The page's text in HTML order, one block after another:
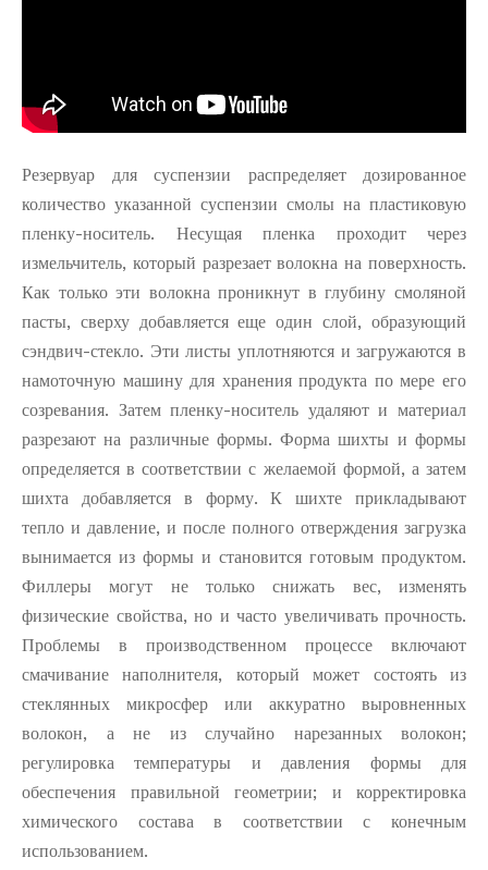
Резервуар для суспензии распределяет дозированное
количество указанной суспензии смолы на пластиковую
пленку-носитель. Несущая пленка проходит через
измельчитель, который разрезает волокна на поверхность.
Как только эти волокна проникнут в глубину смоляной
пасты, сверху добавляется еще один слой, образующий
сэндвич-стекло. Эти листы уплотняются и загружаются в
намоточную машину для хранения продукта по мере его
созревания. Затем пленку-носитель удаляют и материал
разрезают на различные формы. Форма шихты и формы
определяется в соответствии с желаемой формой, а затем
шихта добавляется в форму. К шихте прикладывают
тепло и давление, и после полного отверждения загрузка
вынимается из формы и становится готовым продуктом.
Филлеры могут не только снижать вес, изменять
физические свойства, но и часто увеличивать прочность.
Проблемы в производственном процессе включают
смачивание наполнителя, который может состоять из
стеклянных микросфер или аккуратно выровненных
волокон, а не из случайно нарезанных волокон;
регулировка температуры и давления формы для
обеспечения правильной геометрии; и корректировка
химического состава в соответствии с конечным
использованием.